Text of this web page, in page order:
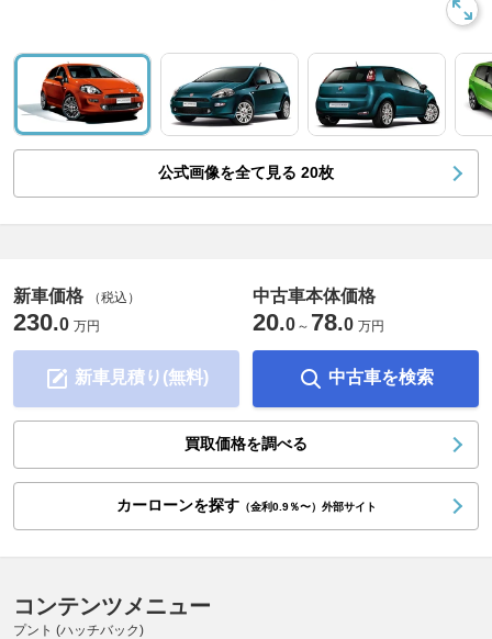
公式画像を全て見る 20枚
新車価格 （税込）
230.0 万円
新車見積り(無料)
中古車本体価格
20.0 ～ 78.0 万円
中古車を検索
買取価格を調べる
カーローンを探す（金利0.9％〜）外部サイト
コンテンツメニュー
プント (ハッチバック)